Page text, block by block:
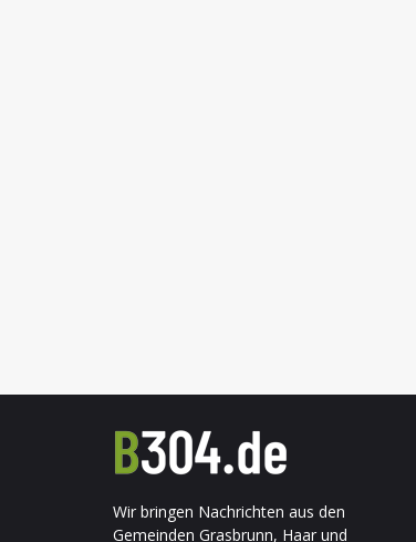
Wir bringen Nachrichten aus den
Gemeinden Grasbrunn, Haar und